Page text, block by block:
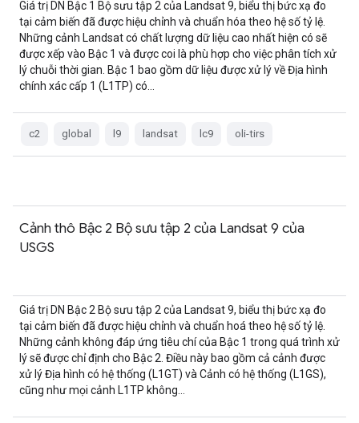
Giá trị DN Bậc 1 Bộ sưu tập 2 của Landsat 9, biểu thị bức xạ đo
tại cảm biến đã được hiệu chỉnh và chuẩn hóa theo hệ số tỷ lệ.
Những cảnh Landsat có chất lượng dữ liệu cao nhất hiện có sẽ
được xếp vào Bậc 1 và được coi là phù hợp cho việc phân tích xử
lý chuỗi thời gian. Bậc 1 bao gồm dữ liệu được xử lý về Địa hình
chính xác cấp 1 (L1TP) có…
c2 global l9 landsat lc9 oli-tirs
Cảnh thô Bậc 2 Bộ sưu tập 2 của Landsat 9 của
USGS
Giá trị DN Bậc 2 Bộ sưu tập 2 của Landsat 9, biểu thị bức xạ đo
tại cảm biến đã được hiệu chỉnh và chuẩn hoá theo hệ số tỷ lệ.
Những cảnh không đáp ứng tiêu chí của Bậc 1 trong quá trình xử
lý sẽ được chỉ định cho Bậc 2. Điều này bao gồm cả cảnh được
xử lý Địa hình có hệ thống (L1GT) và Cảnh có hệ thống (L1GS),
cũng như mọi cảnh L1TP không…